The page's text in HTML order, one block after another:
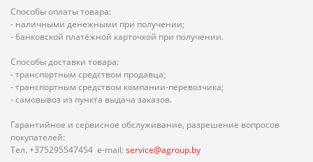
Способы оплаты товара:
- наличными денежными при получении;
- банковской платёжной карточкой при получении.
Способы доставки товара:
- транспортным средством продавца;
- транспортным средством компании-перевозчика;
- самовывоз из пункта выдача заказов.
Гарантийное и сервисное обслуживание, разрешение вопросов
покупателей:
Тел. +375295547454 e-mail: service@agroup.by